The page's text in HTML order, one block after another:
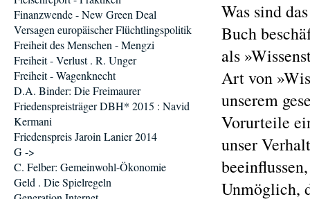
Was sind
Buch
als
Art von
unserem
Vorurteile
unser
Unmöglich,
Finanzwende - New Green Deal
Versagen europäischer Flüchtlingspolitik
Freiheit des Menschen - Mengzi
Freiheit - Verlust . R. Unger
Freiheit - Wagenknecht
D.A. Binder: Die Freimaurer
Friedenspreisträger DBH* 2015 : Navid
Kermani
Friedenspreis Jaroin Lanier 2014
G ->
C. Felber: Gemeinwohl-Ökonomie
Geld . Die Spielregeln